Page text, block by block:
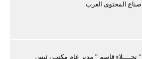
صناع المحتوى العرب
” نجــــلاء قاسم ” مدير عام مكتب رئيس